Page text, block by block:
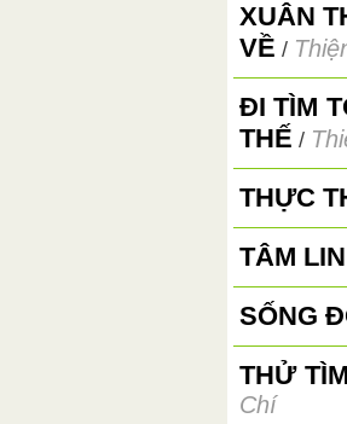
XUÂN
VỀ /
ĐI TÌM
THẾ /
THỰC
TÂM
SỐNG
THỬ
Chí